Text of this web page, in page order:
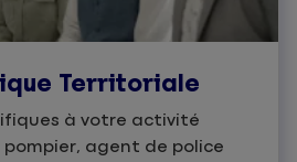
Territoriale
à votre activité
agent de police